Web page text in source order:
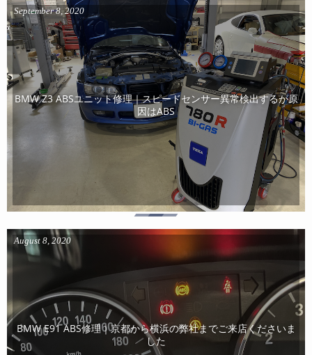
BMW Z3 ABSユニット修理｜スピードセンサー異常検出するが原
因はABS
September 8,2020
BMW E91 ABS修理｜京都から横浜の弊社までご来店くださいま
した
August 8 2020